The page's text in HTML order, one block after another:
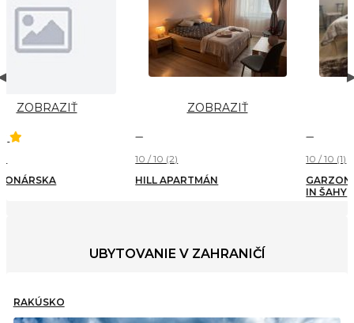
ZOBRAZIŤ
HILL APARTMÁN
ZOBRAZIŤ
GARZON STUDIO APARTMENT
UBYTOVANIE V ZAHRANIČÍ
RAKÚSKO